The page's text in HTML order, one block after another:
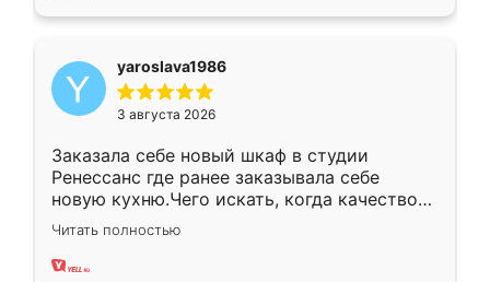
yaroslava1986
3 августа 2026
Заказала себе новый шкаф в студии
Ренессанс где ранее заказывала себе
новую кухню.Чего искать, когда качеством
вполне довольна. Служит кухня уже почти
два года, нареканий нет.
Читать полностью